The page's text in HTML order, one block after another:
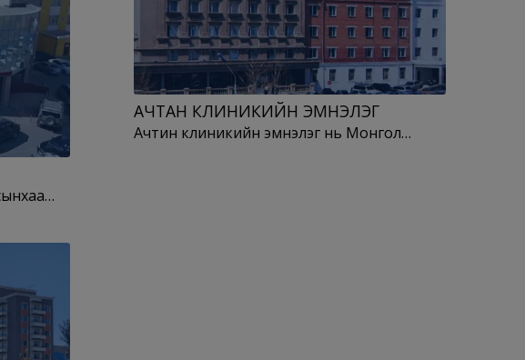
АЧТАН КЛИНИКИЙН ЭМНЭЛЭГ
Ачтин клиникийн эмнэлэг нь Монгол…